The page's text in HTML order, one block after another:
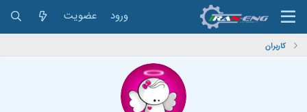
ورود عضویت
کاربران